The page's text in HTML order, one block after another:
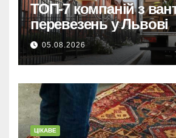
ТОП-7 компаній з
перевезень у Львові
05.08.2026
ЦІКАВЕ